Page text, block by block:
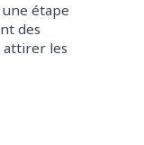
une étape
des
attirer les